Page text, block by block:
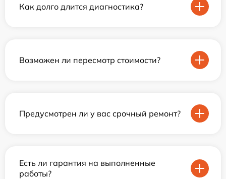
Как долго длится диагностика?
Возможен ли пересмотр стоимости?
Предусмотрен ли у вас срочный ремонт?
Есть ли гарантия на выполненные
работы?